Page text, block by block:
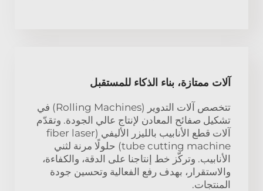
آلات ممتازة، بناء الذكاء للمستقبل
تتخصص آلات التدوير (Rolling Machines) في
تشكيل صفائح المعادن لإنتاج عالي الجودة. وتقدّم
آلات قطع الأنابيب بالليزر الأليفي (fiber laser
tube cutting machine) حلولًا مرنة لثني
الأنابيب. وتركّز خط إنتاجنا على الدقة، والكفاءة،
والاستقرار، بهدف رفع الفعالية وتحسين جودة
المنتجات.